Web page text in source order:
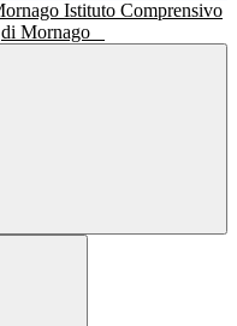
Istituto Comprensivo
di Mornago